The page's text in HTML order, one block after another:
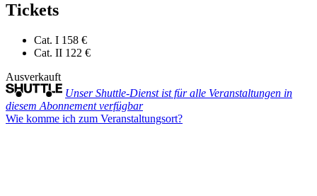
Tickets
Cat. I 158 €
Cat. II 122 €
Ausverkauft
Unser Shuttle-Dienst ist für alle Veranstaltungen in
diesem Abonnement verfügbar
Wie komme ich zum Veranstaltungsort?